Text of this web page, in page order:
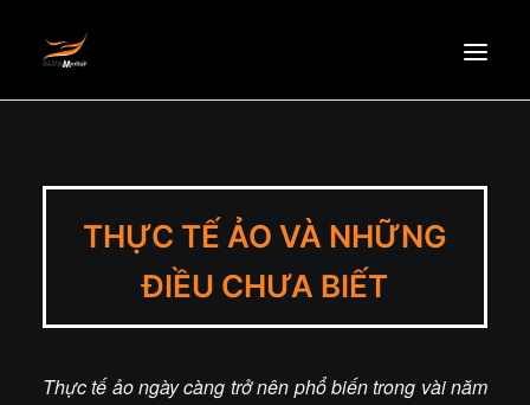
ABOUT US
NEWS
CONTACT
THỰC TẾ ẢO VÀ NHỮNG
ĐIỀU CHƯA BIẾT
Thực tế ảo ngày càng trở nên phổ biến trong vài năm